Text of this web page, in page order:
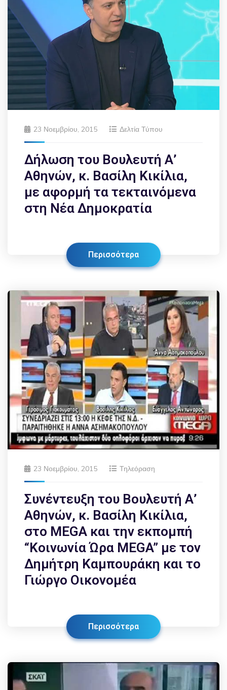
23 Νοεμβρίου, 2015 Δελτία Τύπου
Δήλωση του Βουλευτή Α’
Αθηνών, κ. Βασίλη Κικίλια,
με αφορμή τα τεκταινόμενα
στη Νέα Δημοκρατία
Περισσότερα
23 Νοεμβρίου, 2015 Τηλεόραση
Συνέντευξη του Βουλευτή Α’
Αθηνών, κ. Βασίλη Κικίλια,
στο MEGA και την εκπομπή
“Κοινωνία Ώρα MEGA” με τον
Δημήτρη Καμπουράκη και το
Γιώργο Οικονομέα
Περισσότερα